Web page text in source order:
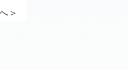
＞